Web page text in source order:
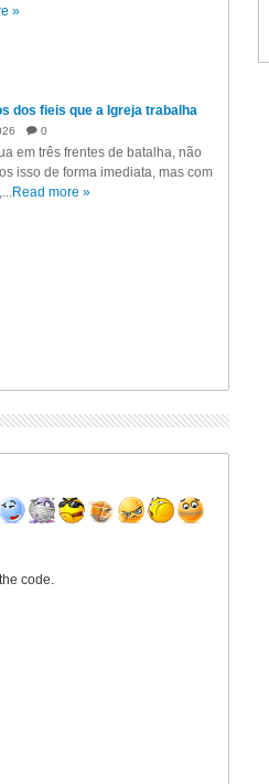
»
dos fieis que a Igreja trabalha
0
em três frentes de batalha, não
isso de forma imediata, mas com
Read more »
code.